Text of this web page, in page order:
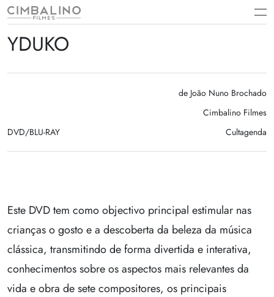
Skip
content
YDUKO
DVD/BLU-RAY
de João Nuno Brochado
Cimbalino Filmes
Cultagenda
Este DVD tem como objectivo principal estimular nas
crianças o gosto e a descoberta da beleza da música
clássica, transmitindo de forma divertida e interativa,
conhecimentos sobre os aspectos mais relevantes da
vida e obra de sete compositores, os principais